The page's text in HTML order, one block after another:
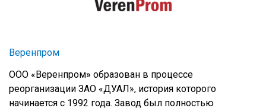
Веренпром
ООО «Веренпром» образован в процессе
реорганизации ЗАО «ДУАЛ», история которого
начинается с 1992 года. Завод был полностью